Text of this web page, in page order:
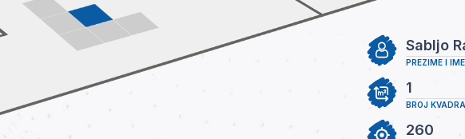
PREZIME I IME
Sabljo
BROJ
1
260